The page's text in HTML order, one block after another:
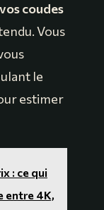
coudes
Vous
le
estimer
: ce qui
entre 4K,